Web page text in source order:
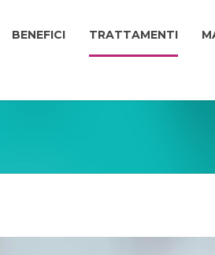
BENEFICI TRATTAMENTI